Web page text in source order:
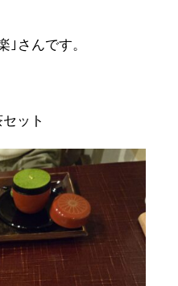
｣さんです。
ット